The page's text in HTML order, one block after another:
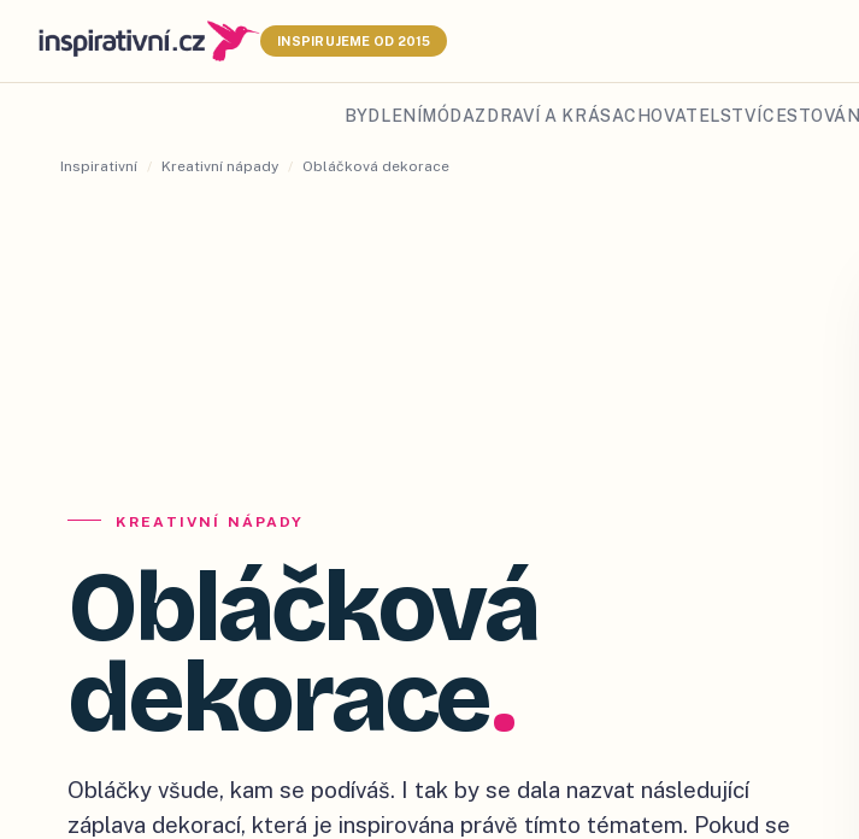
INSPIRUJEME OD 2015
BYDLENÍ MÓDAZDRAVÍ A KRÁSACHOVATELSTVÍCESTOVÁNÍ
Inspirativní / Kreativní nápady / Obláčková dekorace
KREATIVNÍ NÁPADY
Obláčková
dekorace.
Obláčky všude, kam se podíváš. I tak by se dala nazvat následující
záplava dekorací, která je inspirována právě tímto tématem. Pokud se